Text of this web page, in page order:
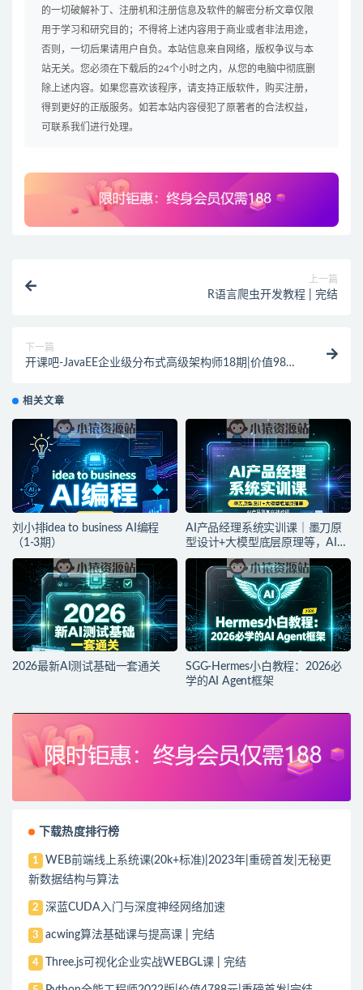
的一切破解补丁、注册机和注册信息及软件的解密分析文章仅限
用于学习和研究目的；不得将上述内容用于商业或者非法用途，
否则，一切后果请用户自负。本站信息来自网络，版权争议与本
站无关。您必须在下载后的24个小时之内，从您的电脑中彻底删
除上述内容。如果您喜欢该程序，请支持正版软件，购买注册，
得到更好的正版服务。如若本站内容侵犯了原著者的合法权益，
可联系我们进行处理。
上一篇
R语言爬虫开发教程 | 完结
下一篇
开课吧-JavaEE企业级分布式高级架构师18期|价值9800
相关文章
刘小排idea to business AI编程
（1-3期）
AI产品经理系统实训课｜墨刀原
型设计+大模型底层原理等，AI产
品落地实战教程
2026最新AI测试基础一套通关
SGG-Hermes小白教程：2026必
学的AI Agent框架
下载热度排行榜
1
WEB前端线上系统课(20k+标准)|2023年|重磅首发|无秘更
新数据结构与算法
2 深蓝CUDA入门与深度神经网络加速
3 acwing算法基础课与提高课 | 完结
4 Three.js可视化企业实战WEBGL课 | 完结